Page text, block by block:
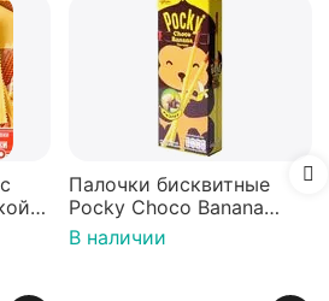
Палочки бисквитные
Pocky Choco Banana
25гр
В наличии